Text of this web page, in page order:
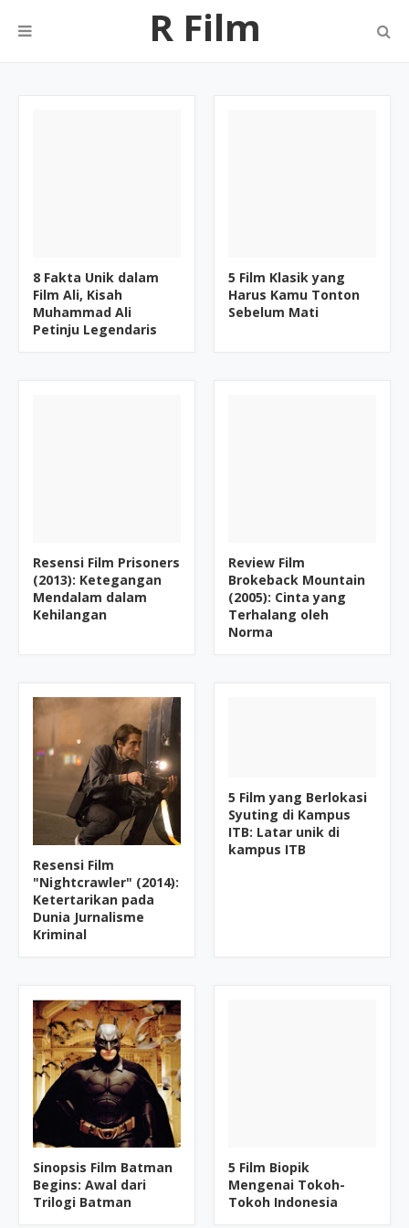
R Film
8 Fakta Unik dalam
Film Ali, Kisah
Muhammad Ali
Petinju Legendaris
5 Film Klasik yang
Harus Kamu Tonton
Sebelum Mati
Resensi Film Prisoners
(2013): Ketegangan
Mendalam dalam
Kehilangan
Review Film
Brokeback Mountain
(2005): Cinta yang
Terhalang oleh
Norma
Resensi Film
"Nightcrawler" (2014):
Ketertarikan pada
Dunia Jurnalisme
Kriminal
5 Film yang Berlokasi
Syuting di Kampus
ITB: Latar unik di
kampus ITB
Sinopsis Film Batman
Begins: Awal dari
Trilogi Batman
5 Film Biopik
Mengenai Tokoh-
Tokoh Indonesia